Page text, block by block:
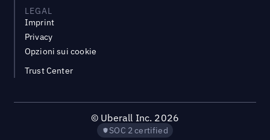
LEGAL
Imprint
Privacy
Opzioni sui cookie
Trust Center
© Uberall Inc. 2026
SOC 2 certified